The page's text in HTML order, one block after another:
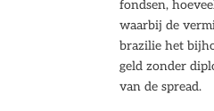
fondsen,
waarbij de
brazilie het
geld zonder
van de spread.